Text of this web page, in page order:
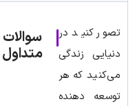
تصور کنید در
دنیایی زندگی
می‌کنید که هر
توسعه ‌دهنده
سوالات
متداول